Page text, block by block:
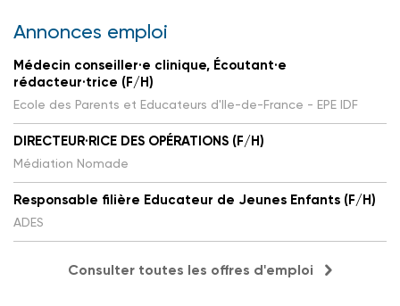
Annonces emploi
Médecin conseiller·e clinique, Écoutant·e
rédacteur·trice (F/H)
Ecole des Parents et Educateurs d'Ile-de-France - EPE IDF
DIRECTEUR·RICE DES OPÉRATIONS (F/H)
Médiation Nomade
Responsable filière Educateur de Jeunes Enfants (F/H)
ADES
Consulter toutes les offres d'emploi